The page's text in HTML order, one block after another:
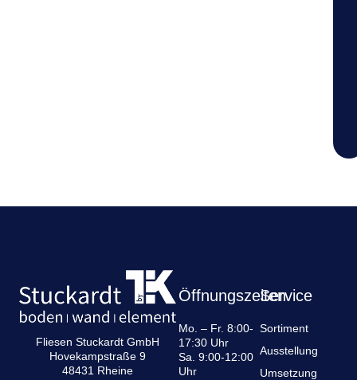
Fliesen Stuckardt GmbH
Hovekampstraße 9
48431 Rheine
Öffnungszeiten
Mo. – Fr. 8:00-
17:30 Uhr
Sa. 9:00-12:00
Uhr
Service
Sortiment
Ausstellung
Umsetzung